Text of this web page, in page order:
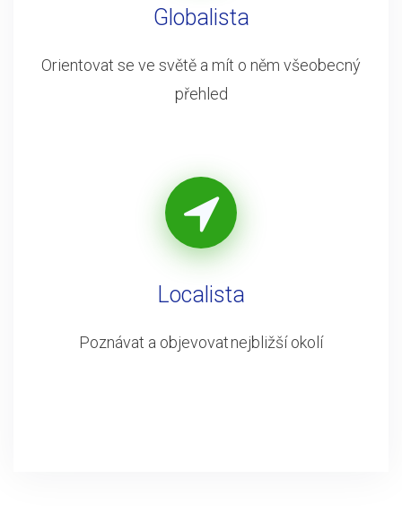
Globalista
Orientovat se ve světě a mít o něm všeobecný
přehled
Localista
Poznávat a objevovat nejbližší okolí